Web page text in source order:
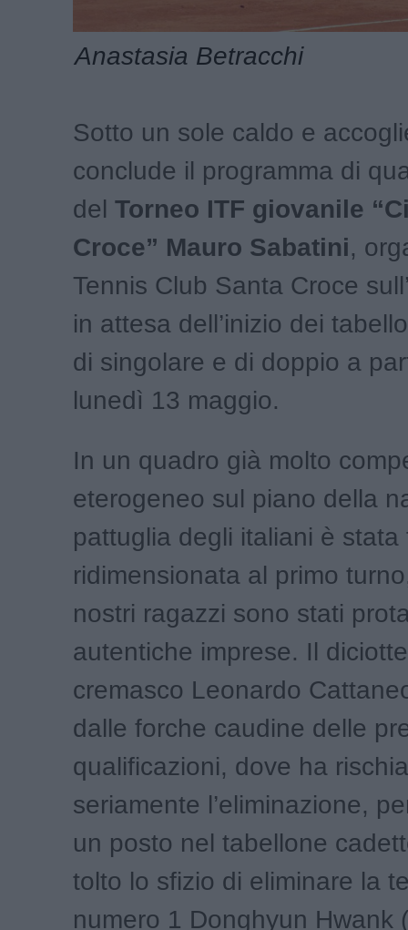
Anastasia Betracchi
Sotto un sole caldo e
conclude il programma di
del Torneo ITF giovanile
Croce” Mauro Sabatini,
Tennis Club Santa Croce
in attesa dell’inizio dei
di singolare e di doppio a
lunedì 13 maggio.
In un quadro già molto
eterogeneo sul piano della
pattuglia degli italiani è stata
ridimensionata al primo
nostri ragazzi sono stati
autentiche imprese. Il
cremasco Leonardo
dalle forche caudine delle
qualificazioni, dove ha
seriamente l’eliminazione,
un posto nel tabellone
tolto lo sfizio di eliminare la
numero 1 Donghyun Hwank